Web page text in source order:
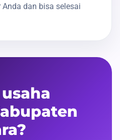
dan bisa selesai